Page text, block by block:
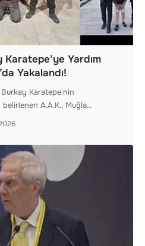
Yardım
Yakalandı!
Karatepe'nin
A.A.K., Muğla…